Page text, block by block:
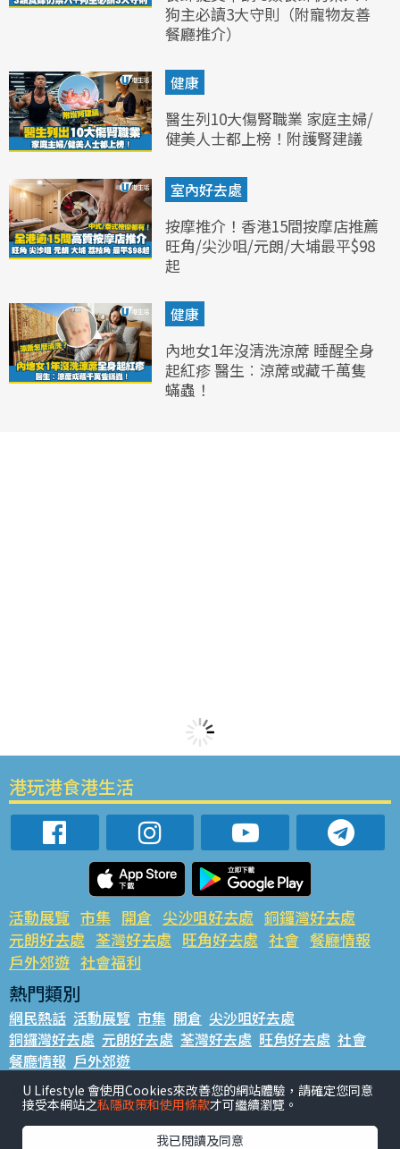
狗主必讀3大守則（附寵物友善
餐廳推介）
健康
醫生列10大傷腎職業 家庭主婦/
健美人士都上榜！附護腎建議
室內好去處
按摩推介！香港15間按摩店推薦
旺角/尖沙咀/元朗/大埔最平$98
起
健康
內地女1年沒清洗涼蓆 睡醒全身
起紅疹 醫生︰涼蓆或藏千萬隻
蟎蟲！
港玩港食港生活
活動展覽 市集 開倉 尖沙咀好去處 銅鑼灣好去處
元朗好去處 荃灣好去處 旺角好去處 社會 餐廳情報
戶外郊遊 社會福利
熱門類別
網民熱話 活動展覽 市集 開倉 尖沙咀好去處
銅鑼灣好去處 元朗好去處 荃灣好去處 旺角好去處 社會
餐廳情報 戶外郊遊
熱門標籤
#UGO搵好去處 #人氣活動推介 #美食社群熱話
#ULifestyle應用程式
U Lifestyle 會使用Cookies來改善您的網站體驗，請確定您同意
接受本網站之私隱政策和使用條款才可繼續瀏覽。
我已閱讀及同意